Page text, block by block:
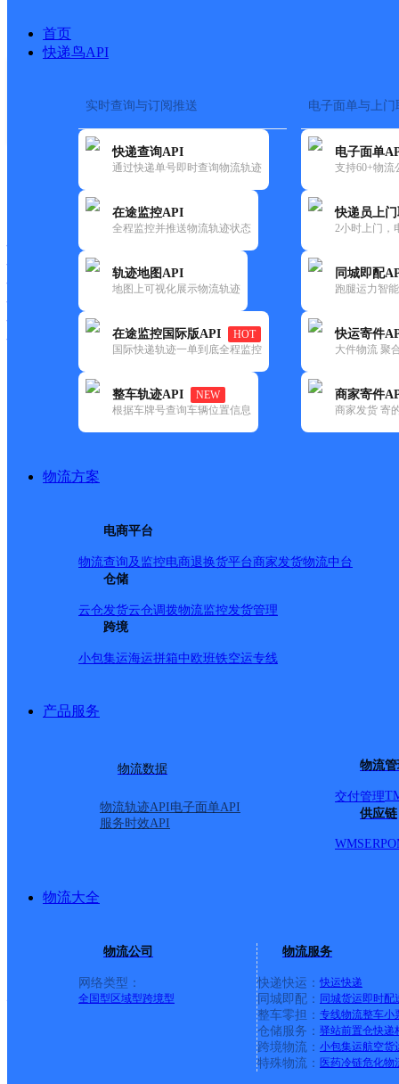
首页
快递鸟API
实时查询与订阅推送
快递查询API
通过快递单号即时查询物流轨迹
在途监控API
全程监控并推送物流轨迹状态
轨迹地图API
地图上可视化展示物流轨迹
在途监控国际版API
HOT
国际快递轨迹一单到底全程监控
整车轨迹API
NEW
根据车牌号查询车辆位置信息
电子面单与上门
电子面单
支持60+物流
快递员上
2小时上门，
同城即配
跑腿运力智
快运寄件
大件物流 聚
商家寄件
商家发货 寄
物流方案
电商平台
物流查询及监控电商退换货平台商家发货物流中台
仓储
云仓发货云仓调拨物流监控发货管理
跨境
小包集运海运拼箱中欧班铁空运专线
产品服务
物流数据
物流轨迹API电子面单API
服务时效API
物流
交付管理
供应链
WMSERP
物流大全
物流公司
网络类型：
全国型 区域型跨境型
物流服务
快递快运： 快运快递
同城即配： 同城货运即时配
整车零担： 专线物流整车小
仓储服务： 驿站前置仓快递
跨境物流： 小包集运航空货
特殊物流： 医药冷链危化物
快递大全 > 快递网点
快递大全 快运大全
城市：呼和浩特市 ✕ 快递：邮政国内 ✕
地区：回民区 ✕
地区:
不限 和林格尔县(9)
牛街邮政支局
更多号码地址：内蒙古自治区呼和浩特市回民区钢
温州步行街邮政支局
更多号码地址：呼和浩特市回民区温洲步行街北口
县府街邮政支局
海拉尔西路邮政支局
地址：呼和浩特市回民区海拉尔西路
盛乐园区师大邮政支局
更多号码地址：呼和浩特市林格尔县师大东门和林
钢铁路邮政支局
地址：呼和浩特市回民区钢铁路192号